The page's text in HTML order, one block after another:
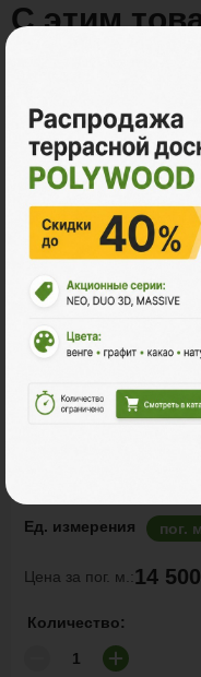
С этим
Заборы и
POLYWOOD™
Ед. измерения пог.
Цена за пог. м.:14
Количество: